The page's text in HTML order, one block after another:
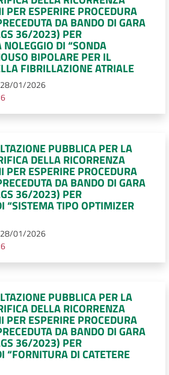
PER ESPERIRE PROCEDURA
DA BANDO DI GARA
36/2023) PER
DI “SONDA
BIPOLARE PER IL
FIBRILLAZIONE ATRIALE
28/01/2026
PUBBLICA PER LA
DELLA RICORRENZA
PER ESPERIRE PROCEDURA
DA BANDO DI GARA
36/2023) PER
“SISTEMA TIPO OPTIMIZER
28/01/2026
PUBBLICA PER LA
DELLA RICORRENZA
PER ESPERIRE PROCEDURA
DA BANDO DI GARA
36/2023) PER
“FORNITURA DI CATETERE